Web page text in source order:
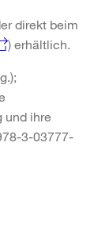
direkt beim
) erhältlich.
und ihre
3-03777-